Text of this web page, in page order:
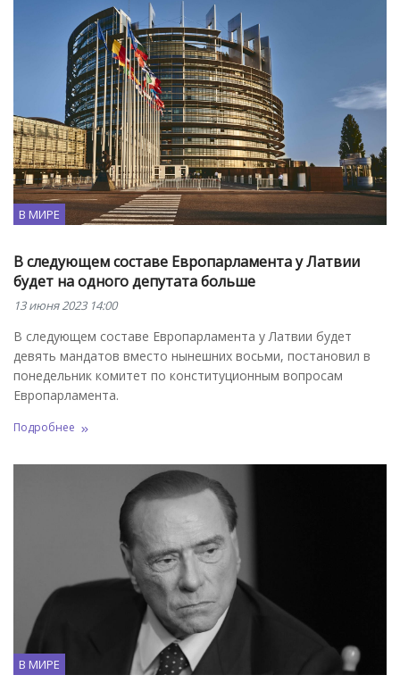
В МИРЕ
В следующем составе Европарламента у Латвии
будет на одного депутата больше
13 июня 2023 14:00
В следующем составе Европарламента у Латвии будет
девять мандатов вместо нынешних восьми, постановил в
понедельник комитет по конституционным вопросам
Европарламента.
Подробнее
В МИРЕ